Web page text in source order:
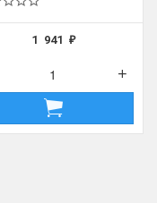
1 941₽